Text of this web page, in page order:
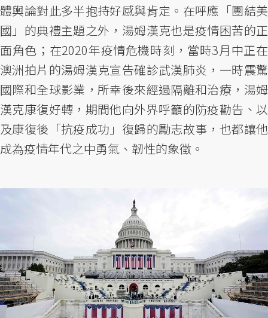
體輿論對此多半抱持好感與肯定。在呼應「團結美
國」的典禮主題之外，湯姆漢克也是疫情困苦的正
面角色；在2020年疫情危機時刻，當時3月中正在
澳洲拍片的湯姆漢克宣告確診武漢肺炎，一時震驚
國際和全球影業，所幸後來經過隔離和治療，湯姆
漢克康復好轉，期間他向外界呼籲的防疫勸告、以
及康復後「抗疫成功」復歸的勵志故事，也都讓他
成為疫情年代之中勇氣、韌性的象徵。